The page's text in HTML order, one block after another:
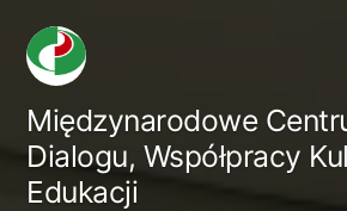
Przejdź
treściMiędzynarodowe
Dialogu, Współpracy
Edukacji